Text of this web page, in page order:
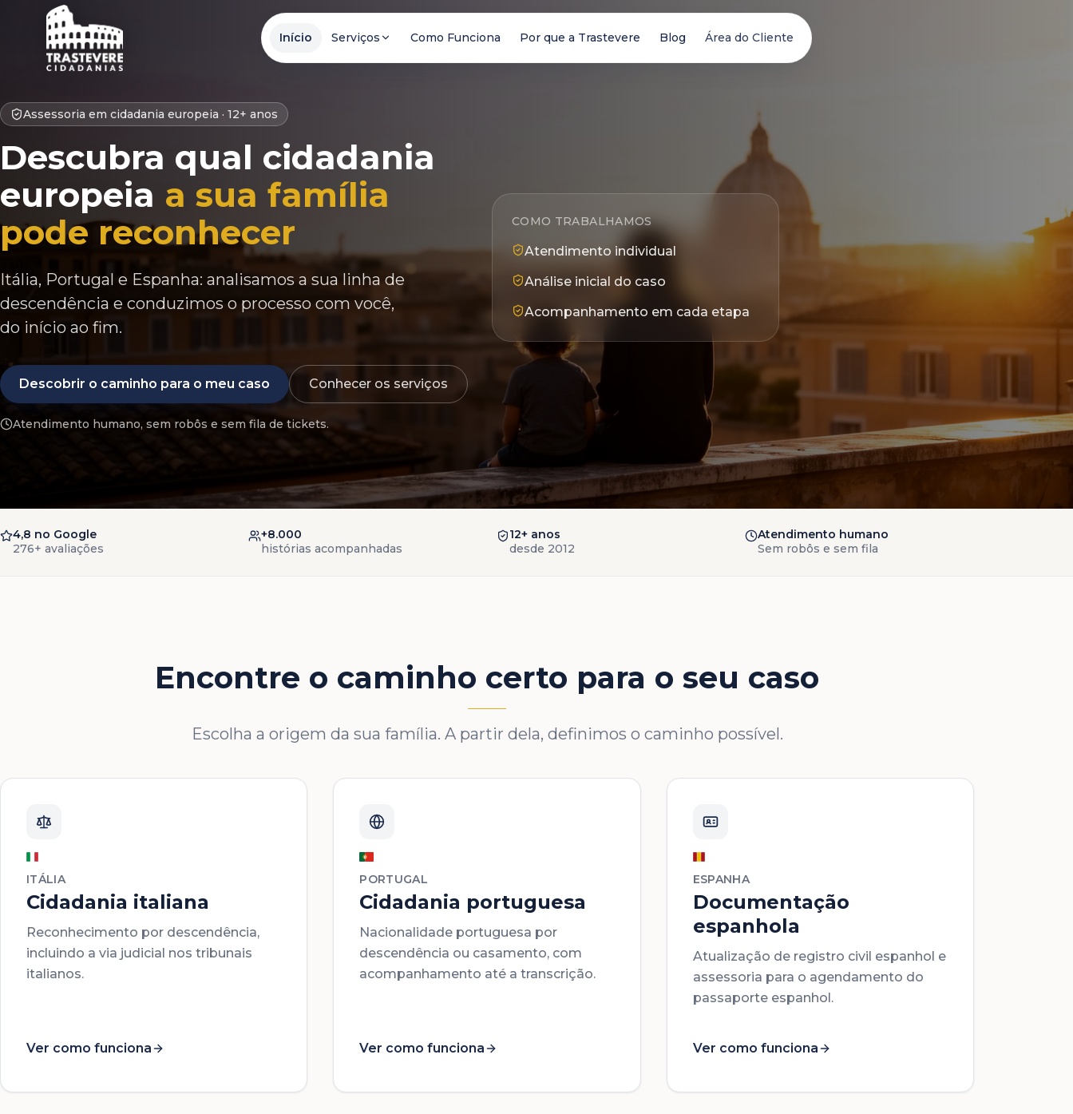
Início Serviços Como Funciona Por que a Trastevere Blog Área do Cliente
Assessoria em cidadania europeia · 12+ anos
Descubra qual cidadania
europeia a sua família
pode reconhecer
Itália, Portugal e Espanha: analisamos a sua linha de
descendência e conduzimos o processo com você,
do início ao fim.
Descobrir o caminho para o meu caso Conhecer os serviços
Atendimento humano, sem robôs e sem fila de tickets.
COMO TRABALHAMOS
Atendimento individual
Análise inicial do caso
Acompanhamento em cada etapa
4,8 no Google
276+ avaliações
+8.000
histórias acompanhadas
12+ anos
desde 2012
Atendimento humano
Sem robôs e sem fila
Encontre o caminho certo para o seu caso
Escolha a origem da sua família. A partir dela, definimos o caminho possível.
ITÁLIA
Cidadania italiana
Reconhecimento por descendência,
incluindo a via judicial nos tribunais
italianos.
Ver como funciona
PORTUGAL
Cidadania portuguesa
Nacionalidade portuguesa por
descendência ou casamento, com
acompanhamento até a transcrição.
Ver como funciona
ESPANHA
Documentação
espanhola
Atualização de registro civil espanhol e
assessoria para o agendamento do
passaporte espanhol.
Ver como funciona